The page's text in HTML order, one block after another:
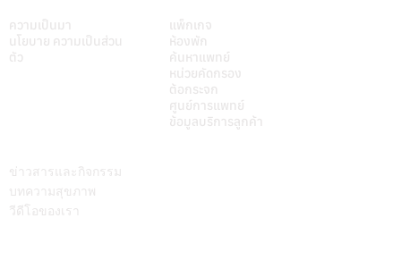
ความเป็นมา
นโยบาย ความเป็นส่วน
ตัว
แพ็กเกจ
ห้องพัก
ค้นหาแพทย์
หน่วยคัดกรอง
ต้อกระจก
ศูนย์การแพทย์
ข้อมูลบริการลูกค้า
ข่าวสารและกิจกรรม
บทความสุขภาพ
วีดีโอของเรา